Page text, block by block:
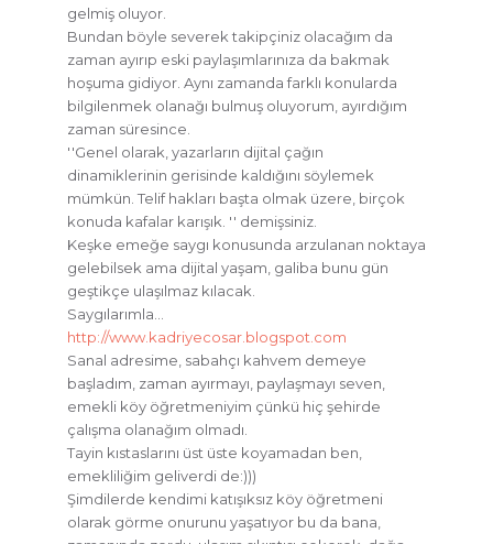
gelmiş oluyor.
Bundan böyle severek takipçiniz olacağım da
zaman ayırıp eski paylaşımlarınıza da bakmak
hoşuma gidiyor. Aynı zamanda farklı konularda
bilgilenmek olanağı bulmuş oluyorum, ayırdığım
zaman süresince.
''Genel olarak, yazarların dijital çağın
dinamiklerinin gerisinde kaldığını söylemek
mümkün. Telif hakları başta olmak üzere, birçok
konuda kafalar karışık. '' demişsiniz.
Keşke emeğe saygı konusunda arzulanan noktaya
gelebilsek ama dijital yaşam, galiba bunu gün
geştikçe ulaşılmaz kılacak.
Saygılarımla…
http://www.kadriyecosar.blogspot.com
Sanal adresime, sabahçı kahvem demeye
başladım, zaman ayırmayı, paylaşmayı seven,
emekli köy öğretmeniyim çünkü hiç şehirde
çalışma olanağım olmadı.
Tayin kıstaslarını üst üste koyamadan ben,
emekliliğim geliverdi de:)))
Şimdilerde kendimi katışıksız köy öğretmeni
olarak görme onurunu yaşatıyor bu da bana,